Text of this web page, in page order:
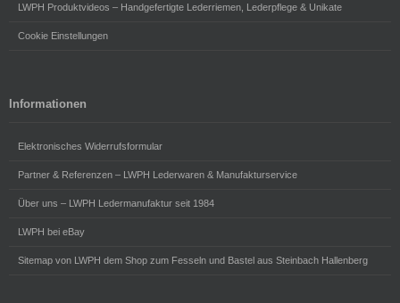
LWPH Produktvideos – Handgefertigte Lederriemen, Lederpflege & Unikate
Cookie Einstellungen
Informationen
Elektronisches Widerrufsformular
Partner & Referenzen – LWPH Lederwaren & Manufakturservice
Über uns – LWPH Ledermanufaktur seit 1984
LWPH bei eBay
Sitemap von LWPH dem Shop zum Fesseln und Bastel aus Steinbach Hallenberg